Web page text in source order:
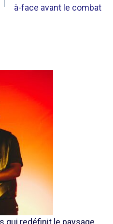
à-face avant le combat
qui redéfinit le paysage